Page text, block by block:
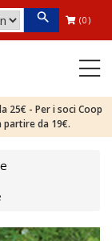
(0)
25€ - Per i soci Coop
da 19€.